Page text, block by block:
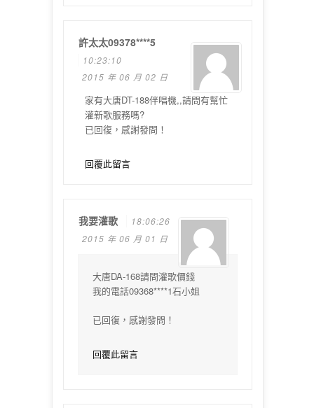
許太太09378****5
10:23:10
2015 年 06 月 02 日
家有大唐DT-188伴唱機,,請問有幫忙
灌新歌服務嗎?
已回復，感謝發問！
回覆此留言
我要灌歌
18:06:26
2015 年 06 月 01 日
大唐DA-168請問灌歌價錢
我的電話09368****1石小姐
已回復，感謝發問！
回覆此留言